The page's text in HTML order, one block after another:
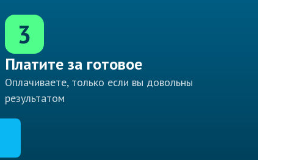
3
Платите за готовое
Оплачиваете, только если вы довольны
результатом